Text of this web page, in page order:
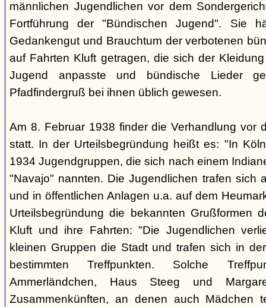
männlichen Jugendlichen vor dem
Fortführung der "Bündischen Jugend". Sie
Gedankengut und Brauchtum der verbotenen
auf Fahrten Kluft getragen, die sich der
Jugend anpasste und bündische Lieder
Pfadfindergruß bei ihnen üblich gewesen.
Am 8. Februar 1938 finder die Verhandlung vor
statt. In der Urteilsbegründung heißt es: "In
1934 Jugendgruppen, die sich nach einem
"Navajo" nannten. Die Jugendlichen trafen sich
und in öffentlichen Anlagen u.a. auf dem
Urteilsbegründung die bekannten Grußformen
Kluft und ihre Fahrten: "Die Jugendlichen
kleinen Gruppen die Stadt und trafen sich in
bestimmten Treffpunkten. Solche
Ammerländchen, Haus Steeg und
Zusammenkünften, an denen auch Mädchen